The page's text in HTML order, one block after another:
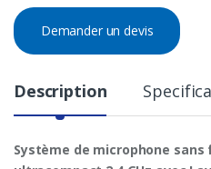
Demander un devis
Description
Système de microphone sans